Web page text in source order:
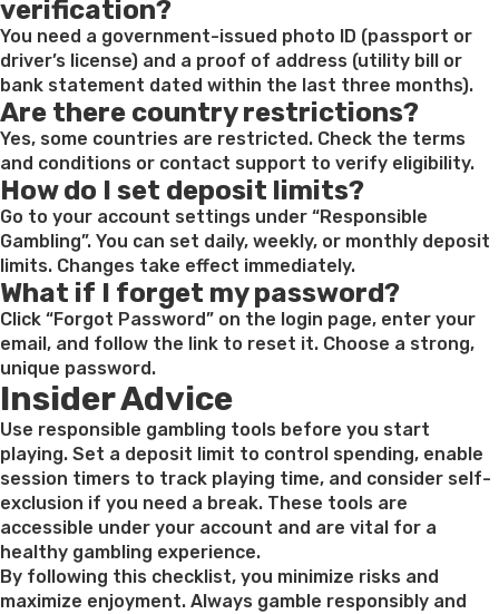
verification?
You need a government-issued photo ID (passport or
driver’s license) and a proof of address (utility bill or
bank statement dated within the last three months).
Are there country restrictions?
Yes, some countries are restricted. Check the terms
and conditions or contact support to verify eligibility.
How do I set deposit limits?
Go to your account settings under “Responsible
Gambling”. You can set daily, weekly, or monthly deposit
limits. Changes take effect immediately.
What if I forget my password?
Click “Forgot Password” on the login page, enter your
email, and follow the link to reset it. Choose a strong,
unique password.
Insider Advice
Use responsible gambling tools before you start
playing. Set a deposit limit to control spending, enable
session timers to track playing time, and consider self-
exclusion if you need a break. These tools are
accessible under your account and are vital for a
healthy gambling experience.
By following this checklist, you minimize risks and
maximize enjoyment. Always gamble responsibly and